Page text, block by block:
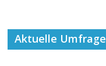
Aktuelle Umfrage